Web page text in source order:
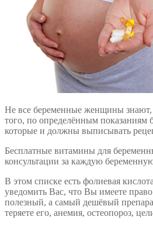
Не все беременные женщины знают,
того, по определённым показаниям
которые и должны выписывать
Бесплатные витамины для
консультации за каждую
В этом списке есть фолиевая
уведомить Вас, что Вы имеете
полезный, а самый дешёвый
теряете его, анемия, остеопороз,